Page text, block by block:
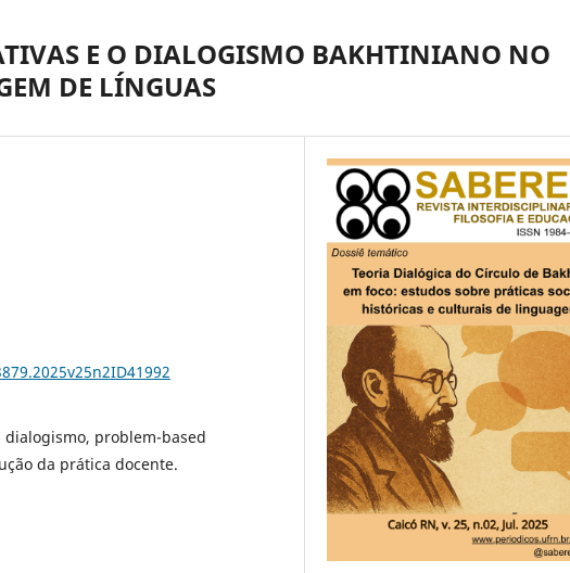
E O DIALOGISMO BAKHTINIANO NO
DE LÍNGUAS
dialogismo, problem-based
da prática docente.